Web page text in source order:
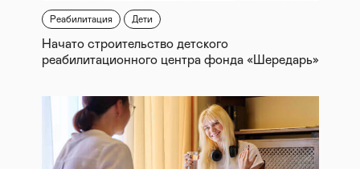
Реабилитация Дети
Начато строительство детского
реабилитационного центра фонда «Шередарь»